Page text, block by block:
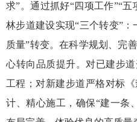
求”。通过抓好“四项工作”“
林步道建设实现“三个转变”
质量”转变。在科学规划、完
心转向品质提升。对已建步
工程；对新建步道严格对标
计、精心施工，确保“建一条